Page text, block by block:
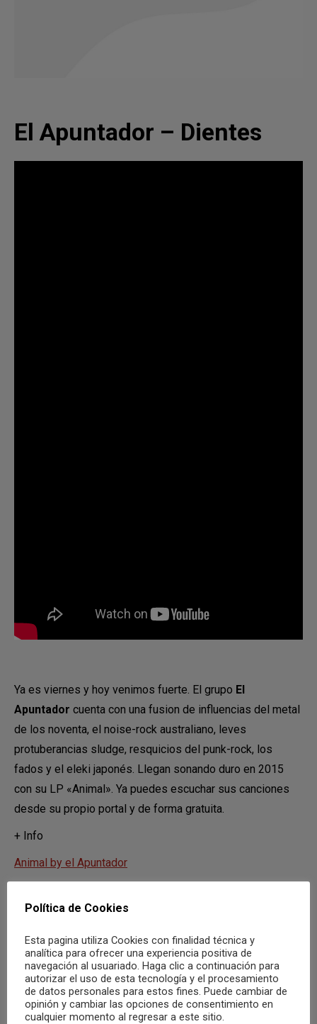
El Apuntador – Dientes
Ya es viernes y hoy venimos fuerte. El grupo El
Apuntador cuenta con una fusion de influencias del metal
de los noventa, el noise-rock australiano, leves
protuberancias sludge, resquicios del punk-rock, los
fados y el eleki japonés. Llegan sonando duro en 2015
con su LP «Animal». Ya puedes escuchar sus canciones
desde su propio portal y de forma gratuita.
+ Info
Animal by el Apuntador
Categoría:Recomendaciones Por Carlos Congost 6 marzo, 2015
Etiquetas: El Apuntador
Política de Cookies
Esta pagina utiliza Cookies con finalidad técnica y
analítica para ofrecer una experiencia positiva de
navegación al usuariado. Haga clic a continuación para
autorizar el uso de esta tecnología y el procesamiento
de datos personales para estos fines. Puede cambiar de
opinión y cambiar las opciones de consentimiento en
cualquier momento al regresar a este sitio.